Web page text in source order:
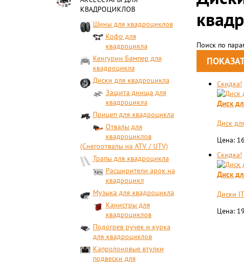
КВАДРОЦИКЛОВ
Шины для квадроциклов
Кофр для
квадроцикла
Кенгурин Бампер для
квадроцикла
Диски для квадроцикла
Защита днища для
квадроцикла
Прицеп для квадроцикла
Отвалы для
квадроциклов
(Снегоотвалы на ATV / UTV)
Трапы для квадроцикла
Расширители арок на
квадроцикл
Музыка для квадроцикла
Канистры для
квадроциклов
Подогрев ручек и курка
для квадроциклов
Капролоновые втулки
подвески для
Поиск по
Скидка!
Диск
Диск
Цена:
Скидка!
Диск
Диски
Цена: